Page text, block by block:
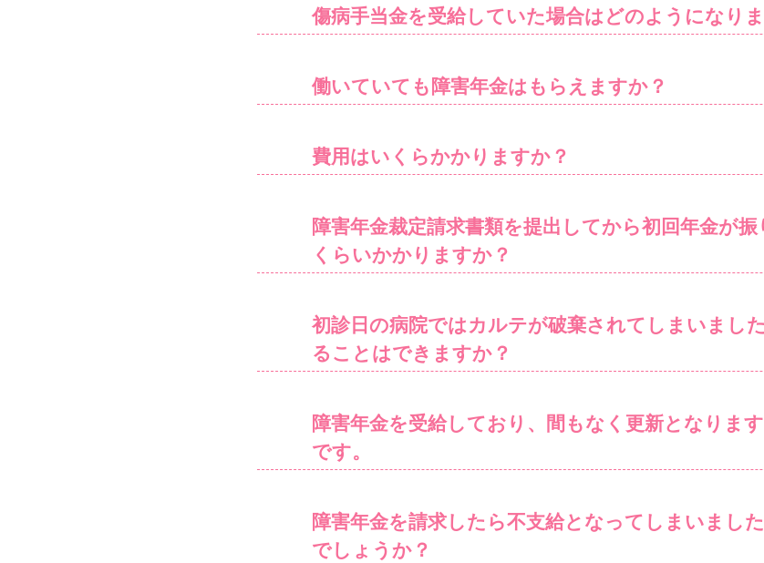
傷病手当金を受給していた場合はどのようになり
働いていても障害年金はもらえますか？
費用はいくらかかりますか？
障害年金裁定請求書類を提出してから初回年金が
くらいかかりますか？
初診日の病院ではカルテが破棄されてしまいまし
ることはできますか？
障害年金を受給しており、間もなく更新となりま
です。
障害年金を請求したら不支給となってしまいまし
でしょうか？